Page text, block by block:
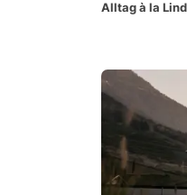
Alltag à la